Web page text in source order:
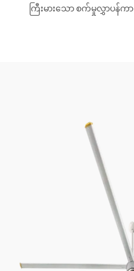
ကြီးမားသော စက်မှုလွှာပန်ကာ